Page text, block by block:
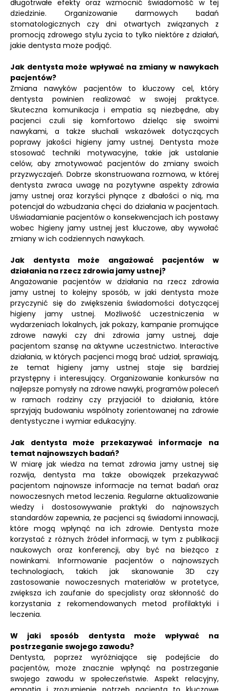
długotrwałe efekty oraz wzmocnić świadomość w tej
dziedzinie. Organizowanie darmowych badań
stomatologicznych czy dni otwartych związanych z
promocją zdrowego stylu życia to tylko niektóre z działań,
jakie dentysta może podjąć.
Jak dentysta może wpływać na zmiany w nawykach
pacjentów?
Zmiana nawyków pacjentów to kluczowy cel, który
dentysta powinien realizować w swojej praktyce.
Skuteczna komunikacja i empatia są niezbędne, aby
pacjenci czuli się komfortowo dzieląc się swoimi
nawykami, a także słuchali wskazówek dotyczących
poprawy jakości higieny jamy ustnej. Dentysta może
stosować techniki motywacyjne, takie jak ustalanie
celów, aby zmotywować pacjentów do zmiany swoich
przyzwyczajeń. Dobrze skonstruowana rozmowa, w której
dentysta zwraca uwagę na pozytywne aspekty zdrowia
jamy ustnej oraz korzyści płynące z dbałości o nią, ma
potencjał do wzbudzania chęci do działania w pacjentach.
Uświadamianie pacjentów o konsekwencjach ich postawy
wobec higieny jamy ustnej jest kluczowe, aby wywołać
zmiany w ich codziennych nawykach.
Jak dentysta może angażować pacjentów w
działania na rzecz zdrowia jamy ustnej?
Angażowanie pacjentów w działania na rzecz zdrowia
jamy ustnej to kolejny sposób, w jaki dentysta może
przyczynić się do zwiększenia świadomości dotyczącej
higieny jamy ustnej. Możliwość uczestniczenia w
wydarzeniach lokalnych, jak pokazy, kampanie promujące
zdrowe nawyki czy dni zdrowia jamy ustnej, daje
pacjentom szansę na aktywne uczestnictwo. Interactive
działania, w których pacjenci mogą brać udział, sprawiają,
że temat higieny jamy ustnej staje się bardziej
przystępny i interesujący. Organizowanie konkursów na
najlepsze pomysły na zdrowe nawyki, programów poleceń
w ramach rodziny czy przyjaciół to działania, które
sprzyjają budowaniu wspólnoty zorientowanej na zdrowie
dentystyczne i wymiar edukacyjny.
Jak dentysta może przekazywać informacje na
temat najnowszych badań?
W miarę jak wiedza na temat zdrowia jamy ustnej się
rozwija, dentysta ma także obowiązek przekazywać
pacjentom najnowsze informacje na temat badań oraz
nowoczesnych metod leczenia. Regularne aktualizowanie
wiedzy i dostosowywanie praktyki do najnowszych
standardów zapewnia, że pacjenci są świadomi innowacji,
które mogą wpłynąć na ich zdrowie. Dentysta może
korzystać z różnych źródeł informacji, w tym z publikacji
naukowych oraz konferencji, aby być na bieżąco z
nowinkami. Informowanie pacjentów o najnowszych
technologiach, takich jak skanowanie 3D czy
zastosowanie nowoczesnych materiałów w protetyce,
zwiększa ich zaufanie do specjalisty oraz skłonność do
korzystania z rekomendowanych metod profilaktyki i
leczenia.
W jaki sposób dentysta może wpływać na
postrzeganie swojego zawodu?
Dentysta, poprzez wyróżniające się podejście do
pacjentów, może znacznie wpłynąć na postrzeganie
swojego zawodu w społeczeństwie. Aspekt relacyjny,